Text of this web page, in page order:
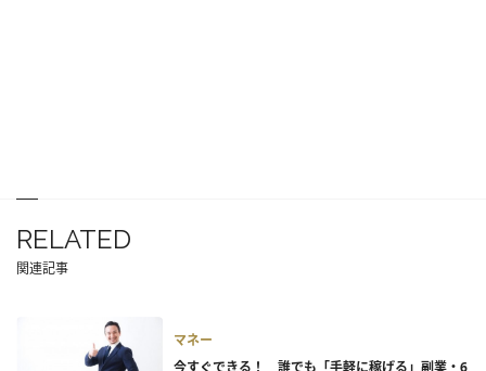
RELATED
関連記事
マネー
今すぐできる！ 誰でも「手軽に稼げる」副業・6